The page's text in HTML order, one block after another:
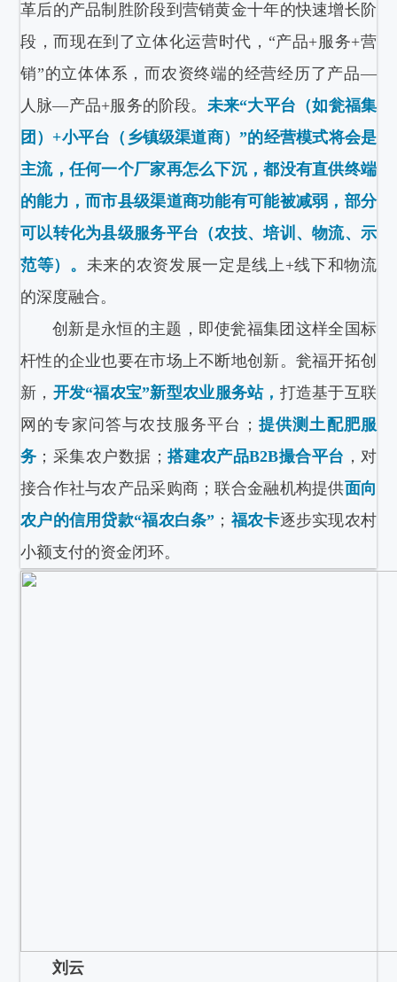
革后的产品制胜阶段到营销黄金十年的快速增长阶
段，而现在到了立体化运营时代，“产品+服务+营
销”的立体体系，而农资终端的经营经历了产品—
人脉—产品+服务的阶段。 未来“大平台（如瓮福集
团）+小平台（乡镇级渠道商）”的经营模式将会是
主流，任何一个厂家再怎么下沉，都没有直供终端
的能力，而市县级渠道商功能有可能被减弱，部分
可以转化为县级服务平台（农技、培训、物流、示
范等）。 未来的农资发展一定是线上+线下和物流
的深度融合。
创新是永恒的主题，即使瓮福集团这样全国标
杆性的企业也要在市场上不断地创新。瓮福开拓创
新， 开发“福农宝”新型农业服务站， 打造基于互联
网的专家问答与农技服务平台； 提供测土配肥服
务 ；采集农户数据； 搭建农产品B2B撮合平台 ，对
接合作社与农产品采购商；联合金融机构提供面向
农户的信用贷款“福农白条” ； 福农卡逐步实现农村
小额支付的资金闭环。
刘云